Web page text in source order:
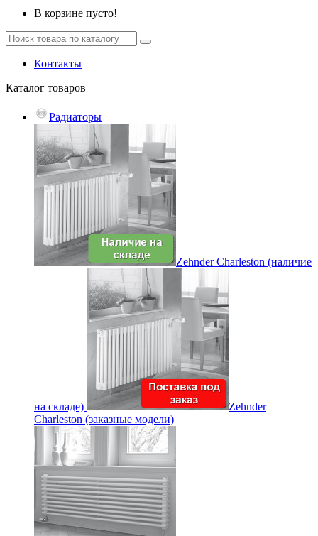
В корзине пусто!
Контакты
Каталог товаров
Радиаторы
Zehnder Charleston (наличие
на складе)
Zehnder
Charleston (заказные модели)